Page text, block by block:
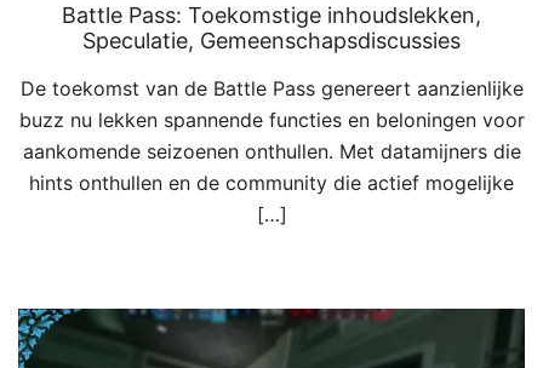
Battle Pass: Toekomstige inhoudslekken,
Speculatie, Gemeenschapsdiscussies
De toekomst van de Battle Pass genereert aanzienlijke
buzz nu lekken spannende functies en beloningen voor
aankomende seizoenen onthullen. Met datamijners die
hints onthullen en de community die actief mogelijke
[…]